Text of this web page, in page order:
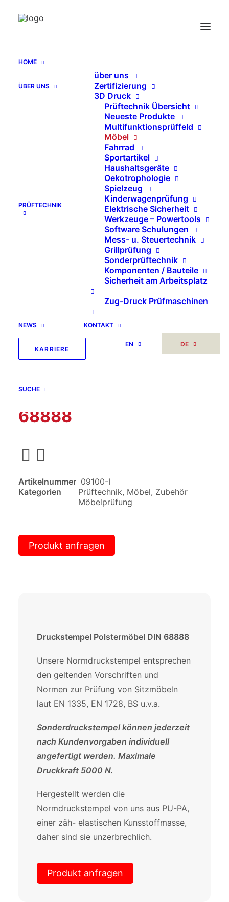
HOME
ÜBER UNS
über uns
Zertifizierung
3D Druck
PRÜFTECHNIK
Prüftechnik Übersicht
Neueste Produkte
Multifunktionsprüffeld
Möbel
Fahrrad
Sportartikel
Haushaltsgeräte
Oekotrophologie
Spielzeug
Kinderwagenprüfung
Elektrische Sicherheit
Werkzeuge – Powertools
Software Schulungen
Mess- u. Steuertechnik
Grillprüfung
Sonderprüftechnik
Komponenten / Bauteile
Sicherheit am Arbeitsplatz
Zug-Druck Prüfmaschinen
NEWS KONTAKT
KARRIERE
EN DE
SUCHE
Normdruckstempel zur Möbelprüfung
Normdruckstempel zur Möbelprüfung Druckstempel
Polstermöbel DIN 68888
Normdruckstempel zur
Möbelprüfung
Polstermöbel DIN
68888
Artikelnummer 09100-I
Kategorien
Prüftechnik, Möbel, Zubehör
Möbelprüfung
Produkt anfragen
Druckstempel Polstermöbel DIN 68888
Unsere Normdruckstempel entsprechen
den geltenden Vorschriften und
Normen zur Prüfung von Sitzmöbeln
laut EN 1335, EN 1728, BS u.v.a.
Sonderdruckstempel können jederzeit
nach Kundenvorgaben individuell
angefertigt werden. Maximale
Druckkraft 5000 N.
Hergestellt werden die
Normdruckstempel von uns aus PU-PA,
einer zäh- elastischen Kunsstoffmasse,
daher sind sie unzerbrechlich.
Produkt anfragen